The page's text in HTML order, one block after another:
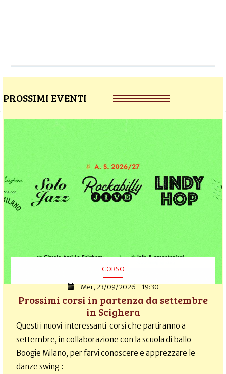
PROSSIMI EVENTI
CORSO
Mer, 23/09/2026 - 19:30
Prossimi corsi in partenza da settembre
in Scighera
Questi i nuovi interessanti corsi che partiranno a
settembre, in collaborazione con la scuola di ballo
Boogie Milano, per farvi conoscere e apprezzare le
danze swing :